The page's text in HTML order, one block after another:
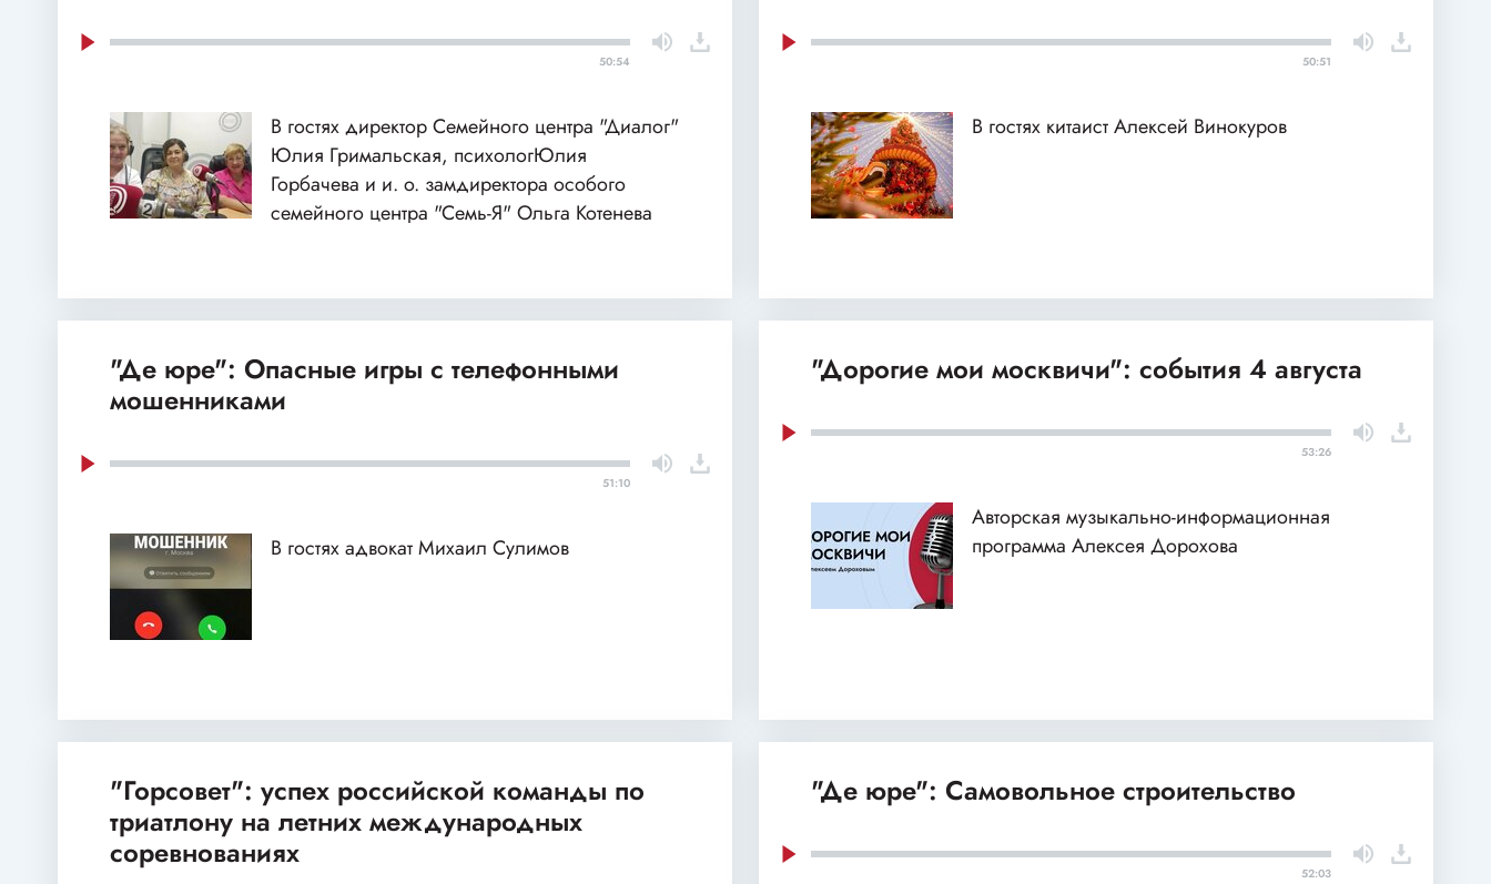
50:54
В гостях директор Семейного центра "Диалог"
Юлия Гримальская, психологЮлия
Горбачева и и. о. замдиректора особого
семейного центра "Семь-Я" Ольга Котенева
50:51
В гостях китаист Алексей Винокуров
"Де юре": Опасные игры с телефонными
мошенниками
51:10
В гостях адвокат Михаил Сулимов
"Дорогие мои москвичи": события 4 августа
53:26
Авторская музыкально-информационная
программа Алексея Дорохова
"Горсовет": успех российской команды по
триатлону на летних международных
соревнованиях
"Де юре": Самовольное строительство
52:03